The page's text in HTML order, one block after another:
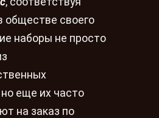
обществе своего
наборы не просто
еще их часто
на заказ по